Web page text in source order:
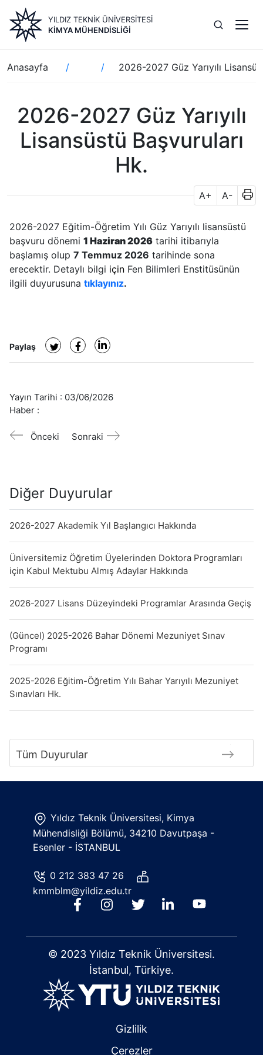
içeriğe
atla
YILDIZ TEKNİK ÜNİVERSİTESİ
KIMYA MÜHENDISLIĞI
Sayfa
yolu
Anasayfa 2026-2027 Güz Yarıyılı
2026-2027 Güz Yarıyılı
Lisansüstü Başvuruları
Hk.
A+ A-
2026-2027 Eğitim-Öğretim Yılı Güz Yarıyılı lisansüstü
başvuru dönemi 1 Haziran 2026 tarihi itibarıyla
başlamış olup 7 Temmuz 2026 tarihinde sona
erecektir. Detaylı bilgi için Fen Bilimleri Enstitüsünün
ilgili duyurusuna tıklayınız.
Paylaş
Yayın Tarihi : 03/06/2026
Haber :
Önceki Sonraki
Diğer Duyurular
2026-2027 Akademik Yıl Başlangıcı Hakkında
Üniversitemiz Öğretim Üyelerinden Doktora Programları
için Kabul Mektubu Almış Adaylar Hakkında
2026-2027 Lisans Düzeyindeki Programlar Arasında Geçiş
(Güncel) 2025-2026 Bahar Dönemi Mezuniyet Sınav
Programı
2025-2026 Eğitim-Öğretim Yılı Bahar Yarıyılı Mezuniyet
Sınavları Hk.
Tüm Duyurular
Yıldız Teknik Üniversitesi, Kimya
Mühendisliği Bölümü, 34210 Davutpaşa -
Esenler - İSTANBUL
0 212 383 47 26
kmmblm@yildiz.edu.tr
© 2023 Yıldız Teknik Üniversitesi.
İstanbul, Türkiye.
Gizlilik
Çerezler